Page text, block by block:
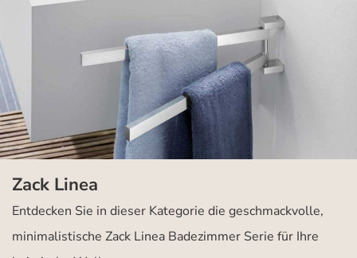
Zack Linea
Entdecken Sie in dieser Kategorie die geschmackvolle,
minimalistische Zack Linea Badezimmer Serie für Ihre